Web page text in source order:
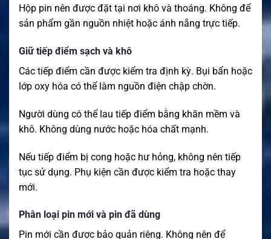
Hộp pin nên được đặt tại nơi khô và thoáng. Không để
sản phẩm gần nguồn nhiệt hoặc ánh nắng trực tiếp.
Giữ tiếp điểm sạch và khô
Các tiếp điểm cần được kiểm tra định kỳ. Bụi bẩn hoặc
lớp oxy hóa có thể làm nguồn điện chập chờn.
Người dùng có thể lau tiếp điểm bằng khăn mềm và
khô. Không dùng nước hoặc hóa chất mạnh.
Nếu tiếp điểm bị cong hoặc hư hỏng, không nên tiếp
tục sử dụng. Phụ kiện cần được kiểm tra hoặc thay
mới.
Phân loại pin mới và pin đã dùng
Pin mới cần được bảo quản riêng. Không nên để